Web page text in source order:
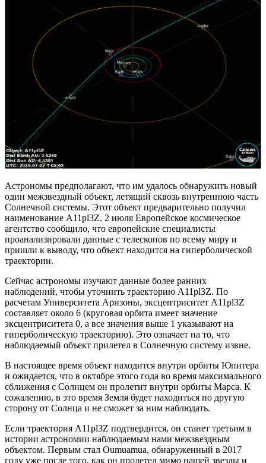
Астрономы предполагают, что им удалось обнаружить новый
один межзвездный объект, летящий сквозь внутреннюю часть
Солнечной системы. Этот объект предварительно получил
наименование A11pl3Z. 2 июля Европейское космическое
агентство сообщило, что европейские специалисты
проанализировали данные с телескопов по всему миру и
пришли к выводу, что объект находится на гиперболической
траектории.
Сейчас астрономы изучают данные более ранних
наблюдений, чтобы уточнить траекторию A11pl3Z. По
расчетам Университета Аризоны, эксцентриситет A11pl3Z
составляет около 6 (круговая орбита имеет значение
эксцентриситета 0, а все значения выше 1 указывают на
гиперболическую траекторию). Это означает на то, что
наблюдаемый объект прилетел в Солнечную систему извне.
В настоящее время объект находится внутри орбиты Юпитера
и ожидается, что в октябре этого года во время максимального
сближения с Солнцем он пролетит внутри орбиты Марса. К
сожалению, в это время Земля будет находиться по другую
сторону от Солнца и не сможет за ним наблюдать.
Если траектория A11pl3Z подтвердится, он станет третьим в
истории астрономии наблюдаемым нами межзвездным
объектом. Первым стал Oumuamua, обнаруженный в 2017
году уже после того, как он пролетел мимо нашей звезды и